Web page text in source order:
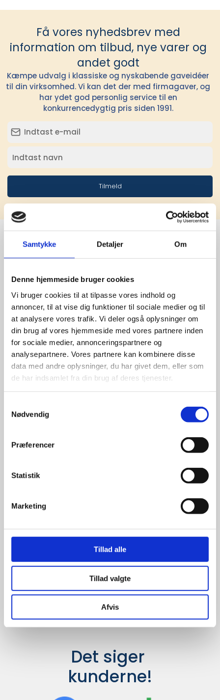
Samtykke Detaljer Om
Denne hjemmeside bruger cookies
Vi bruger cookies til at tilpasse vores indhold og
annoncer, til at vise dig funktioner til sociale medier og til
at analysere vores trafik. Vi deler også oplysninger om
din brug af vores hjemmeside med vores partnere inden
for sociale medier, annonceringspartnere og
analysepartnere. Vores partnere kan kombinere disse
data med andre oplysninger, du har givet dem, eller som
de har indsamlet fra din brug af deres tjenester.
Nødvendig
Præferencer
Statistik
Marketing
Tillad alle
Tillad valgte
Afvis
Få vores nyhedsbrev med
information om tilbud, nye varer og
andet godt
Kæmpe udvalg i klassiske og nyskabende gaveidéer
til din virksomhed. Vi kan det der med firmagaver, og
har ydet god personlig service til en
konkurrencedygtig pris siden 1991.
Tilmeld
Stærke
leverandører
giver større
udvalg
For at sikre høj kvalitet og stor
leveringssikkerhed samarbejder vi
med de største og mest
anerkendte leverandører inden for
promotion.
Udvalget er langt større, så har I en
idé til et konkret produkt, eller et
helt særligt ønske, så send en
forespørgsel tilinfo@syddesign.dk,
så finder vi det helt rigtige produkt
til en konkurrence dygtig pris.
Det siger
kunderne!